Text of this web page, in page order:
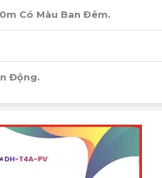
Có Màu Ban Ðêm.
Động.